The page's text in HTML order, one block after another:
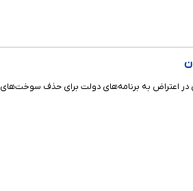
در اعتراض به برنامه‌های دولت برای حذف